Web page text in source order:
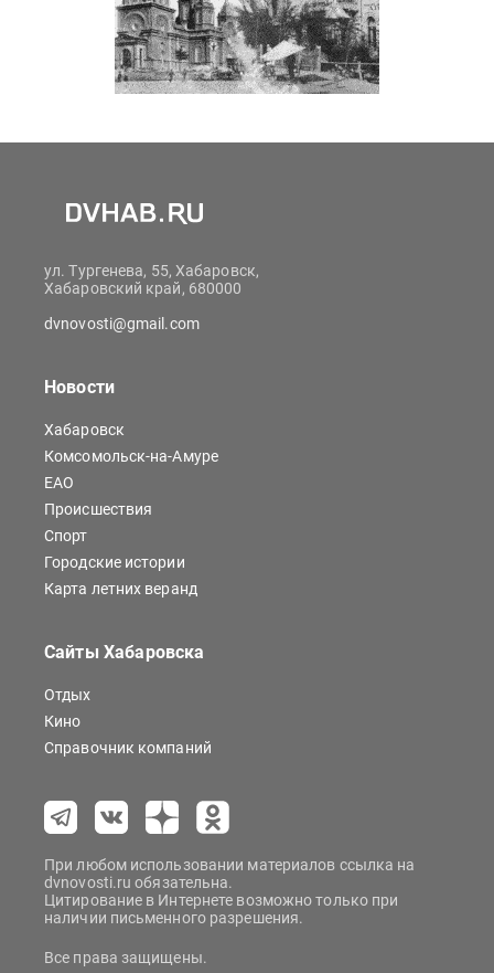
ул. Тургенева, 55, Хабаровск,
Хабаровский край, 680000
dvnovosti@gmail.com
Новости
Хабаровск
Комсомольск-на-Амуре
ЕАО
Происшествия
Спорт
Городские истории
Карта летних веранд
Сайты Хабаровска
Отдых
Кино
Справочник компаний
При любом использовании материалов ссылка на
dvnovosti.ru обязательна.
Цитирование в Интернете возможно только при
наличии письменного разрешения.
Все права защищены.